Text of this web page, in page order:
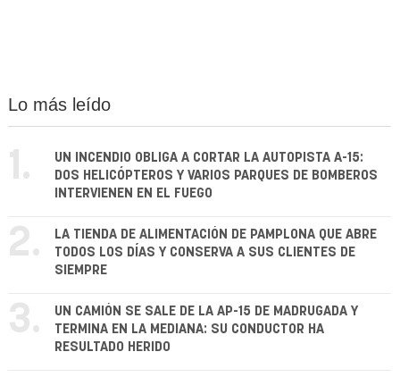
Lo más leído
1.
UN INCENDIO OBLIGA A CORTAR LA AUTOPISTA A-15:
DOS HELICÓPTEROS Y VARIOS PARQUES DE BOMBEROS
INTERVIENEN EN EL FUEGO
2.
LA TIENDA DE ALIMENTACIÓN DE PAMPLONA QUE ABRE
TODOS LOS DÍAS Y CONSERVA A SUS CLIENTES DE
SIEMPRE
3.
UN CAMIÓN SE SALE DE LA AP-15 DE MADRUGADA Y
TERMINA EN LA MEDIANA: SU CONDUCTOR HA
RESULTADO HERIDO